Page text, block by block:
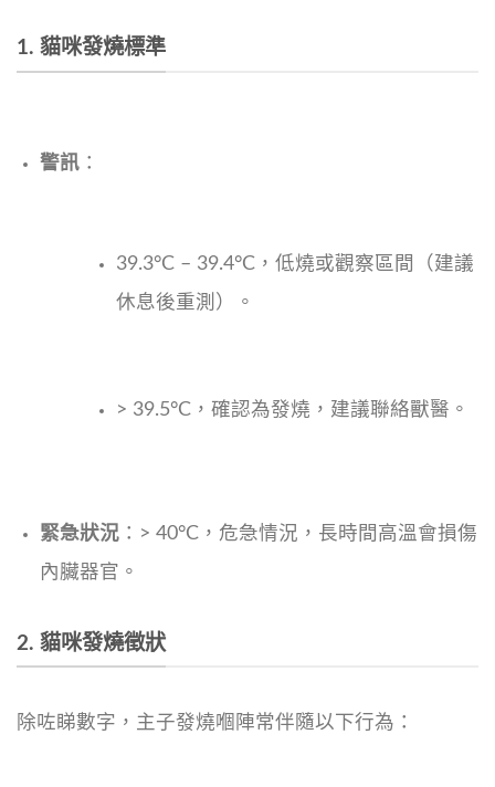
1. 貓咪發燒標準
警訊：
39.3°C – 39.4°C，低燒或觀察區間（建議
休息後重測）。
> 39.5°C，確認為發燒，建議聯絡獸醫。
緊急狀況：> 40°C，危急情況，長時間高溫會損傷
內臟器官。
2. 貓咪發燒徵狀
除咗睇數字，主子發燒嗰陣常伴隨以下行為：